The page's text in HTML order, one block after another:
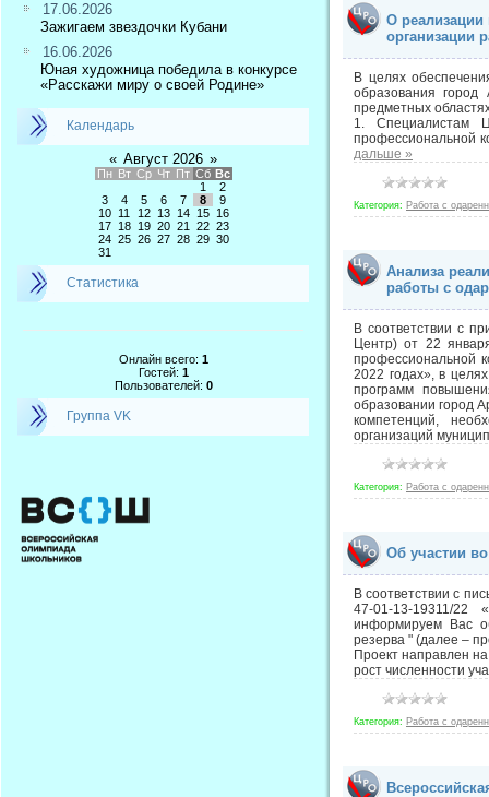
17.06.2026
Зажигаем звездочки Кубани
16.06.2026
Юная художница победила в конкурсе
«Расскажи миру о своей Родине»
Календарь
« Август 2026 »
Пн Вт Ср Чт Пт Сб Вс
1
2
3
4 5 6 7 8
9
10
11 12 13 14 15
16
17
18 19 20 21 22 23
24 25 26 27 28 29 30
31
Статистика
Онлайн всего: 1
Гостей: 1
Пользователей: 0
Группа VK
О
организации
В целях
образования
предметных
1. Специалистам
профессиональной
дальше »
Категория: Работа с
Анализа
работы с
В соответствии с
Центр) от 22
профессиональной
2022 годах», в
программ
образовании город
компетенций,
организаций
Категория: Работа с
Об участии
В соответствии с
47-01-13-19311/22
информируем Вас
резерва " (далее –
Проект направлен
рост численности
Категория: Работа с